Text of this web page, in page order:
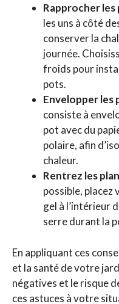
Rapprocher les
les uns à côté
conserver la
journée.
froids pour
pots.
Envelopper les
consiste à
pot avec du
polaire, afin
chaleur.
Rentrez les
possible, placez
gel à l’intérieur
serre durant la
En appliquant ces
et la santé de votre
négatives et le risque
ces astuces à votre